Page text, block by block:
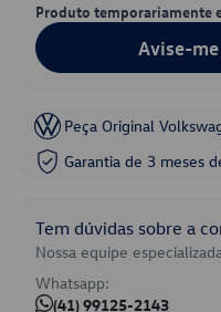
Produto temporariamente
Avise-
Peça Original
Garantia de 3 meses
Tem dúvidas sobre a
Nossa equipe
Whatsapp:
(41) 99125-2143